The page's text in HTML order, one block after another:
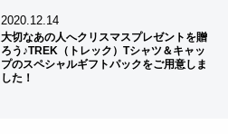
2020.12.14
大切なあの人へクリスマスプレゼントを贈
ろう♪TREK（トレック）Tシャツ＆キャッ
プのスペシャルギフトパックをご用意しま
した！